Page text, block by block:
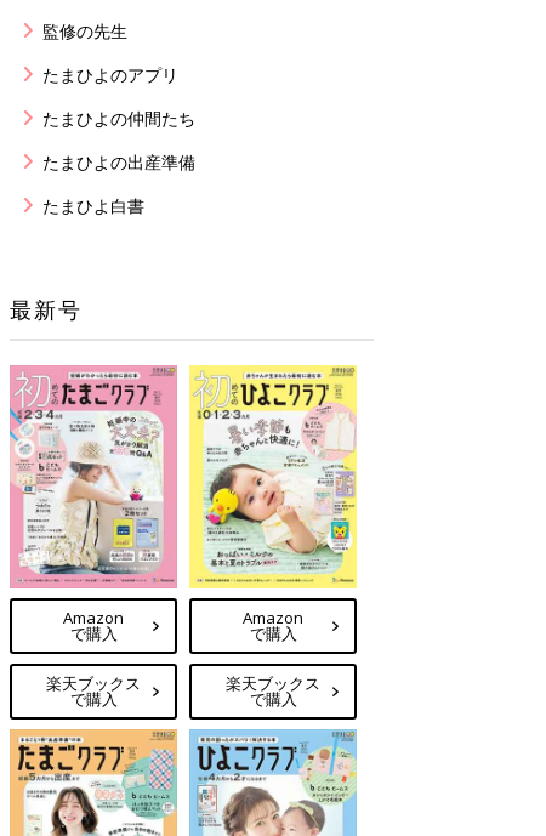
監修の先生
たまひよのアプリ
たまひよの仲間たち
たまひよの出産準備
たまひよ白書
最新号
Amazon
で購入
楽天ブックス
で購入
Amazon
で購入
楽天ブックス
で購入